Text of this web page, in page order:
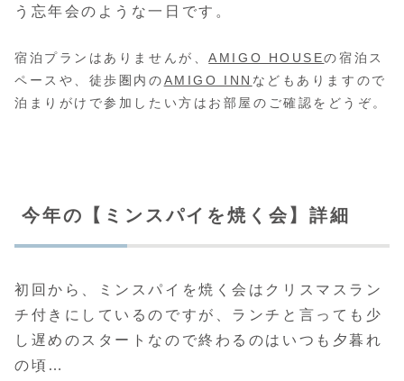
う忘年会のような一日です。
宿泊プランはありませんが、AMIGO HOUSEの宿泊ス
ペースや、徒歩圏内のAMIGO INN などもありますので
泊まりがけで参加したい方はお部屋のご確認をどうぞ。
今年の【ミンスパイを焼く会】詳細
初回から、ミンスパイを焼く会はクリスマスラン
チ付きにしているのですが、ランチと言っても少
し遅めのスタートなので終わるのはいつも夕暮れ
の頃…